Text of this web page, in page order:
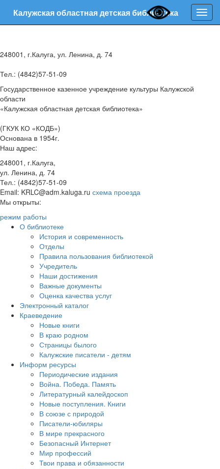
Калужская областная детская библиотека
248001, г.Калуга, ул. Ленина, д. 74
Тел.: (4842)57-51-09
Государственное казенное учреждение культуры Калужской
области
«Калужская областная детская библиотека»
(ГКУК КО «КОДБ»)
Основана в 1954г.
Наш адрес:
248001, г.Калуга,
ул. Ленина, д. 74
Тел.: (4842)57-51-09
Email: KRLC@adm.kaluga.ru схема проезда
Мы открыты:
режим работы
О библиотеке
История и современность
Отделы
Правила пользования библиотекой
Учредитель
Наши достижения
Важные документы
Оценка качества услуг
Электронный каталог
Краеведение
Новые книги
В краю родном
Страницы былого
Калужские писатели - детям
Информ ресурсы
Периодические издания
Война. Победа. Память
Литературный калейдоскоп
Новые поступления. Книги
В союзе с природой
Писатели-юбиляры
В мире прекрасного
Безопасный Интернет
Мир профессий
Твои права и обязанности